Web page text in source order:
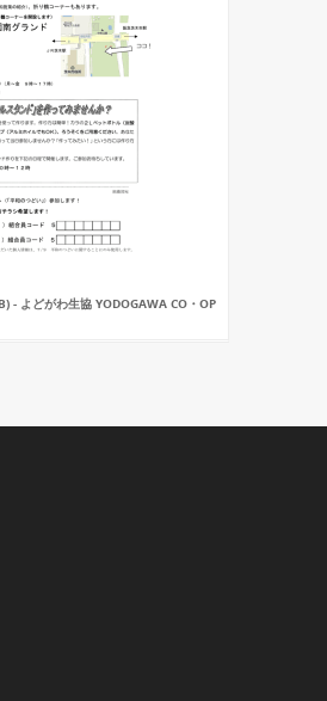
- よどがわ生協 YODOGAWA CO・OP